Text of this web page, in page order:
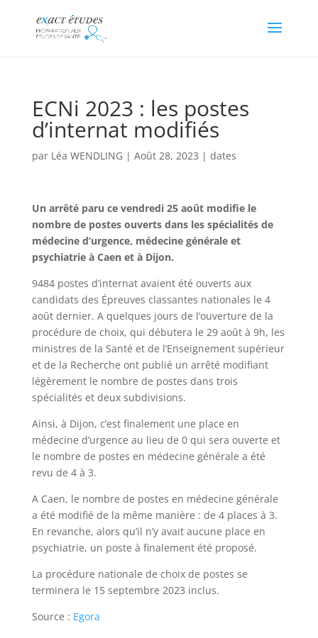
ECNi 2023 : les postes
d’internat modifiés
par Léa WENDLING | Août 28, 2023 | dates
Un arrêté paru ce vendredi 25 août modifie le
nombre de postes ouverts dans les spécialités de
médecine d’urgence, médecine générale et
psychiatrie à Caen et à Dijon.
9484 postes d’internat avaient été ouverts aux
candidats des Épreuves classantes nationales le 4
août dernier. A quelques jours de l’ouverture de la
procédure de choix, qui débutera le 29 août à 9h, les
ministres de la Santé et de l’Enseignement supérieur
et de la Recherche ont publié un arrêté modifiant
légèrement le nombre de postes dans trois
spécialités et deux subdivisions.
Ainsi, à Dijon, c’est finalement une place en
médecine d’urgence au lieu de 0 qui sera ouverte et
le nombre de postes en médecine générale a été
revu de 4 à 3.
A Caen, le nombre de postes en médecine générale
a été modifié de la même manière : de 4 places à 3.
En revanche, alors qu’il n’y avait aucune place en
psychiatrie, un poste à finalement été proposé.
La procédure nationale de choix de postes se
terminera le 15 septembre 2023 inclus.
Source : Egora